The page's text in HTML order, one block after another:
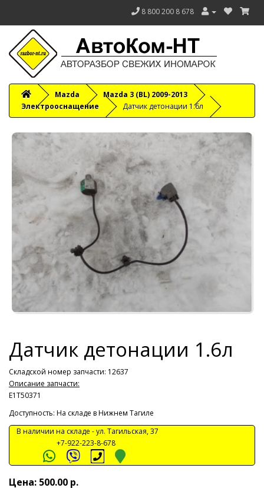
8 800 200 8 678
Mazda
Mazda 3 (BL) 2009-2013
Электрооснащение
Датчик детонации 1.6л
Датчик детонации 1.6л
Складской номер запчасти: 12637
Описание запчасти:
E1T50371
Доступность: На складе в Нижнем Тагиле
В наличии на складе -ул. Тагильская, 37
+7-922-223-8-678
Цена: 500.00 р.